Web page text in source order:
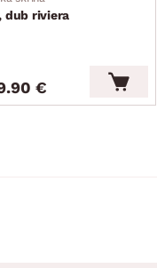
dub riviera
€